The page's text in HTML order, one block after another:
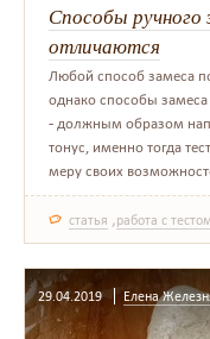
Способы
отличаются
Любой способ замеса
однако способы
- должным образом
тонус, именно тогда
меру своих
статья работа с
29.04.2019 Елена